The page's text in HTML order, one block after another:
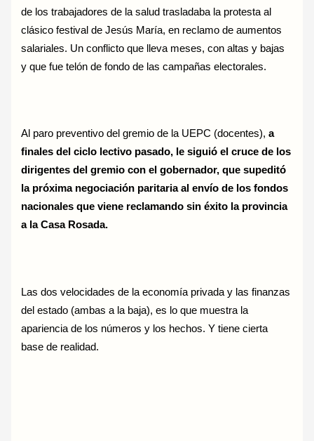
de los trabajadores de la salud trasladaba la protesta al
clásico festival de Jesús María, en reclamo de aumentos
salariales. Un conflicto que lleva meses, con altas y bajas
y que fue telón de fondo de las campañas electorales.
Al paro preventivo del gremio de la UEPC (docentes), a
finales del ciclo lectivo pasado, le siguió el cruce de los
dirigentes del gremio con el gobernador, que supeditó
la próxima negociación paritaria al envío de los fondos
nacionales que viene reclamando sin éxito la provincia
a la Casa Rosada.
Las dos velocidades de la economía privada y las finanzas
del estado (ambas a la baja), es lo que muestra la
apariencia de los números y los hechos. Y tiene cierta
base de realidad.